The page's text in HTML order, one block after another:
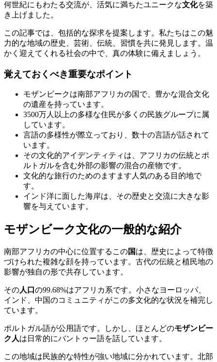
何世紀にもわたる交流が、活気に満ちたユニークな文化を築
き上げました。
この記事では、包括的な探求を提案します。私たちはこの魅
力的な地域の歴史、芸術、伝統、習慣を共に発見します。温
かく迎えてくれる社会の中で、真の体験に備えましょう。
覚えておくべき重要なポイント
モザンビークは南部アフリカの国で、豊かな混合文化
の遺産を持っています。
3500万人以上の多様な住民が多くの民族グループに属
しています。
言語の多様性が際立っており、数十の言語が話されて
います。
その文化的アイデンティティは、アフリカの伝統とポ
ルトガルを含む外部の影響の混合の産物です。
文化的な旅行のためのますます人気のある目的地で
す。
インド洋に面した海岸は、その歴史と交流に大きな影
響を与えています。
モザンビーク文化の一般的な紹介
南部アフリカの中心に位置するこの国は、歴史によって特徴
づけられた複雑な顔を持っています。古代の伝統と植民地の
影響が独自の形で共存しています。
その人口 の99.68%はアフリカ系です。小さなヨーロッパ、
インド、中国のコミュニティがこの多文化的な状況を補完し
ています。
ポルトガル語が公用語です。しかし、ほとんどのモザンビー
ク人は日常的にバントゥー語を話しています。
この地域は民族的な特性が強い地域に分かれています。北部